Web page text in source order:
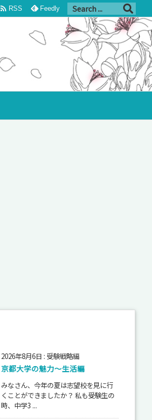
 RSS Feedly
2026年8月6日 : 受験戦略編
京都大学の魅力～生活編
みなさん、今年の夏は志望校を見に行
くことができましたか？ 私も受験生の
時、中学3 ...